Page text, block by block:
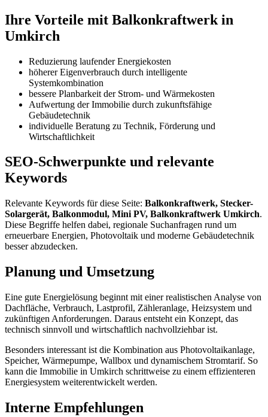
Ihre Vorteile mit Balkonkraftwerk in
Umkirch
Reduzierung laufender Energiekosten
höherer Eigenverbrauch durch intelligente
Systemkombination
bessere Planbarkeit der Strom- und Wärmekosten
Aufwertung der Immobilie durch zukunftsfähige
Gebäudetechnik
individuelle Beratung zu Technik, Förderung und
Wirtschaftlichkeit
SEO-Schwerpunkte und relevante
Keywords
Relevante Keywords für diese Seite: Balkonkraftwerk, Stecker-
Solargerät, Balkonmodul, Mini PV, Balkonkraftwerk Umkirch.
Diese Begriffe helfen dabei, regionale Suchanfragen rund um
erneuerbare Energien, Photovoltaik und moderne Gebäudetechnik
besser abzudecken.
Planung und Umsetzung
Eine gute Energielösung beginnt mit einer realistischen Analyse von
Dachfläche, Verbrauch, Lastprofil, Zähleranlage, Heizsystem und
zukünftigen Anforderungen. Daraus entsteht ein Konzept, das
technisch sinnvoll und wirtschaftlich nachvollziehbar ist.
Besonders interessant ist die Kombination aus Photovoltaikanlage,
Speicher, Wärmepumpe, Wallbox und dynamischem Stromtarif. So
kann die Immobilie in Umkirch schrittweise zu einem effizienteren
Energiesystem weiterentwickelt werden.
Interne Empfehlungen